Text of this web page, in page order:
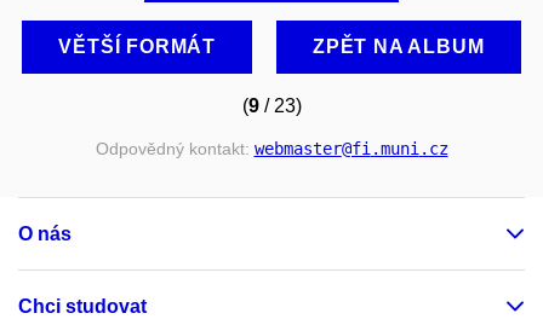
VĚTŠÍ FORMÁT ZPĚT NA ALBUM
(9/ 23)
Odpovědný kontakt: webmaster@fi.muni.cz
O nás
Chci studovat